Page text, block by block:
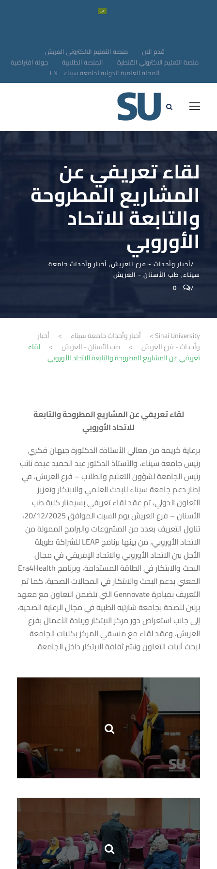
قدم الان
منصة التعليم الالكتروني العريش
منصة التعليم الاكتروني القنطرة
المنصة الطلابية
جولة افتراضية
المجلة العلمية الدولية لجامعة سيناء EN
لقاء تعريفي عن
المشاريع المطروحة
والتابعة للاتحاد
الأوروبي
أخبار وأحداث - فرع العريش, أخبار وأحداث جامعة
سيناء, طب الأسنان - العريش
0
Sinai University
> أخبار وأحداث جامعة سيناء >
أخبار
وأحداث - فرع العريش
> طب الأسنان - العريش >
لقاء
تعريفي عن المشاريع المطروحة والتابعة للاتحاد الأوروبي
لقاء تعريفي عن المشاريع المطروحة والتابعة
للاتحاد الأوروبي
برعاية كريمة من معالي الأستاذة الدكتورة جيهان فكري
رئيس جامعة سيناء، والأستاذ الدكتور عبد الحميد عبده نائب
رئيس الجامعة لشؤون التعليم والطلاب – فرع العريش، في
إطار دعم جامعة سيناء للبحث العلمي والابتكار وتعزيز
التعاون الدولي، تم عقد لقاء تعريفي بسيمنار كلية طب
الأسنان – فرع العريش يوم السبت الموافق 20/12/2025،
تناول التعريف بعدد من المشروعات والبرامج الممولة من
الاتحاد الأوروبي، من بينها برنامج LEAP للشراكة طويلة
الأجل بين الاتحاد الأوروبي والاتحاد الإفريقي في مجال
البحث والابتكار في الطاقة المستدامة، وبرنامج Era4Health
المعني بدعم البحث والابتكار في المجالات الصحية، كما تم
التعريف بمبادرة Gennovate التي تتضمن التعاون مع معهد
برلين للصحة بجامعة شارتيه الطبية في مجال الرعاية الصحية،
إلى جانب استعراض دور مركز الابتكار وريادة الأعمال بفرع
العريش، وعقد لقاء مع منسقي المركز بكليات الجامعة
لبحث آليات التعاون ونشر ثقافة الابتكار داخل الجامعة.